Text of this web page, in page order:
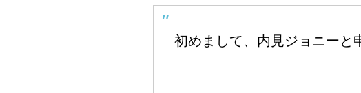
初めまして、内見ジョニーと